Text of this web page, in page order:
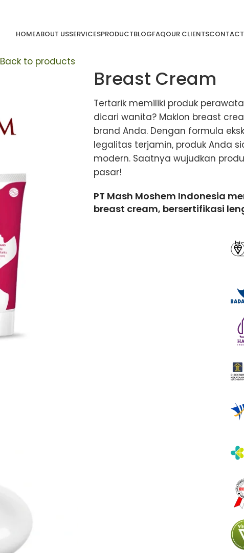
HOMEABOUT USSERVICESPRODUCTBLOGFAQOUR CLIENTS
Back to products
Breast Cream
Tertarik memiliki produk
dicari wanita? Maklon breast
brand Anda. Dengan formula
legalitas terjamin, produk Anda
modern. Saatnya wujudkan
pasar!
PT Mash Moshem Indonesia
breast cream, bersertifikasi